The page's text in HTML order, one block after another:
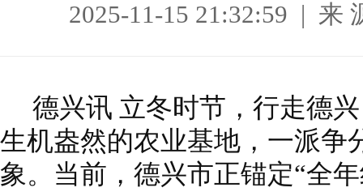
2025-11-15 21:32:59 | 来
德兴讯 立冬时节，行走德
生机盎然的农业基地，一派争
象。当前，德兴市正锚定“全